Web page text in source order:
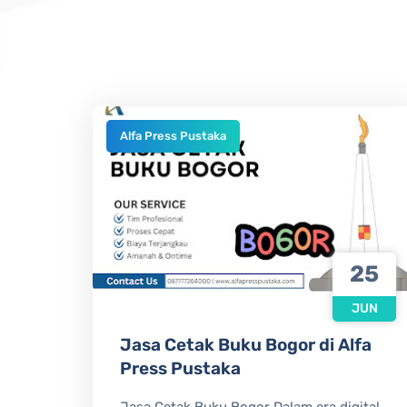
Alfa Press Pustaka
25
JUN
Jasa Cetak Buku Bogor di Alfa
Press Pustaka